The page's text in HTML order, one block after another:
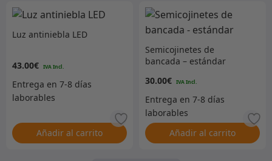
Luz antiniebla LED
43.00€
Añadir al carrito
Semicojinetes de
bancada – estándar
30.00€
Añadir al carrito